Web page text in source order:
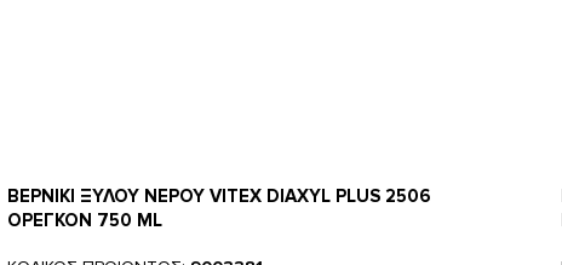
ΒΕΡΝΙΚΙ ΞΥΛΟΥ ΝΕΡΟΥ VITEX DIAXYL PLUS 2506
ΟΡΕΓΚΟΝ 750 ML